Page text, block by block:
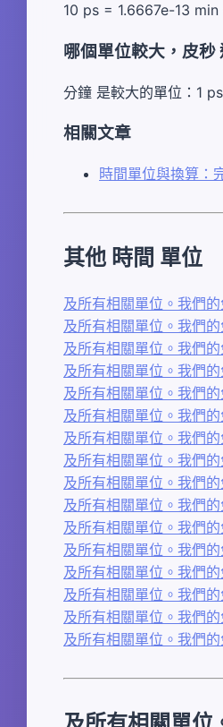
10 ps = 1.6667e-13 min
哪個單位較大，皮秒
分鐘 是較大的單位：1
相關文章
時間單位與換算：
其他 時間 單位
及所有相關單位。我們
及所有相關單位。我們
及所有相關單位。我們
及所有相關單位。我們
及所有相關單位。我們
及所有相關單位。我們
及所有相關單位。我們
及所有相關單位。我們
及所有相關單位。我們
及所有相關單位。我們
及所有相關單位。我們
及所有相關單位。我們
及所有相關單位。我們
及所有相關單位。我們
及所有相關單位。我們
及所有相關單位。我們